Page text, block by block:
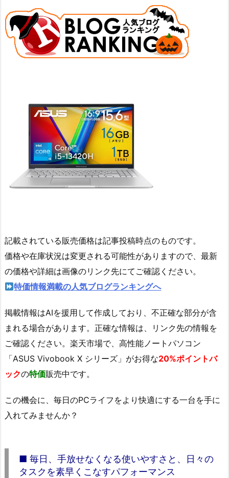
記載されている販売価格は記事投稿時点のものです。
価格や在庫状況は変更される可能性がありますので、最新
の価格や詳細は画像のリンク先にてご確認ください。
特価情報満載の人気ブログランキングへ
掲載情報はAIを援用して作成しており、不正確な部分が含
まれる場合があります。正確な情報は、リンク先の情報を
ご確認ください。楽天市場で、高性能ノートパソコン
「ASUS Vivobook X シリーズ」がお得な20%ポイントバ
ックの特価販売中です。
この機会に、毎日のPCライフをより快適にする一台を手に
入れてみませんか？
■ 毎日、手放せなくなる使いやすさと、日々の
タスクを素早くこなすパフォーマンス